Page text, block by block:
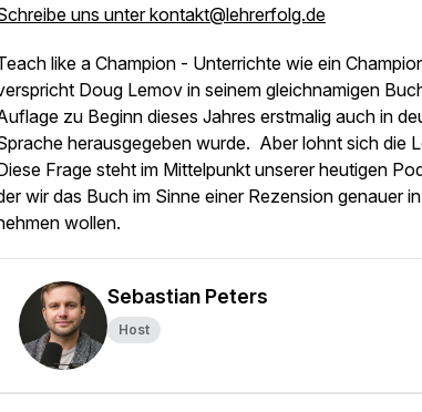
uns unter kontakt@lehrerfolg.de
like a Champion - Unterrichte wie ein
Doug Lemov in seinem gleichnamigen
zu Beginn dieses Jahres erstmalig auch in
herausgegeben wurde. Aber lohnt sich die
Frage steht im Mittelpunkt unserer heutigen
wir das Buch im Sinne einer Rezension genauer
wollen.
Sebastian Peters
Host